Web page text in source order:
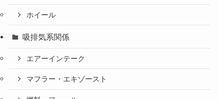
ホイール
吸排気系関係
エアーインテーク
マフラー・エキゾースト